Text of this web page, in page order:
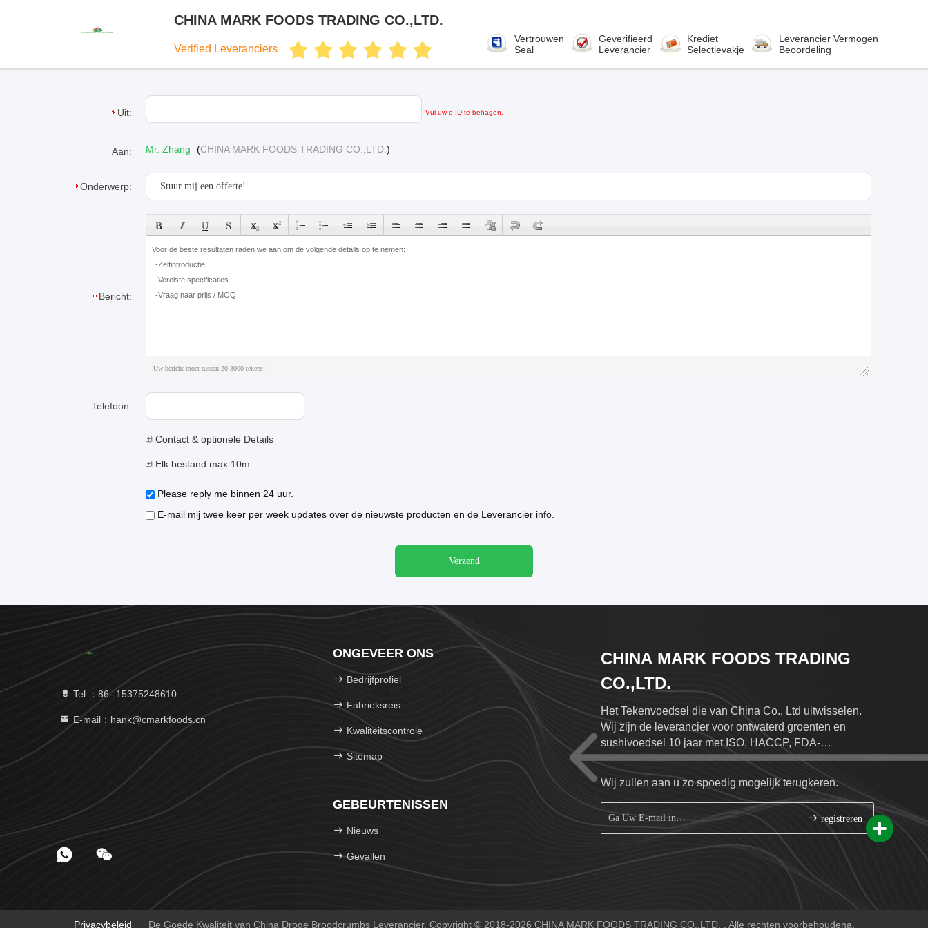
CHINA MARK FOODS TRADING CO.,LTD.
Verified Leveranciers
Vertrouwen
Seal
Geverifieerd
Leverancier
Krediet
Selectievakje
Leverancier Vermogen
Beoordeling
Uit: Vul uw e-ID te behagen.
Aan: Mr. Zhang (CHINA MARK FOODS TRADING CO.,LTD. )
Onderwerp:
Bericht:
Uw bericht moet tussen 20-3000 tekens!
Telefoon:
Contact & optionele Details
Elk bestand max 10m.
Please reply me binnen 24 uur.
E-mail mij twee keer per week updates over de nieuwste producten en de Leverancier info.
Tel.：86--15375248610
E-mail：hank@cmarkfoods.cn
ONGEVEER ONS
Bedrijfprofiel
Fabrieksreis
Kwaliteitscontrole
Sitemap
GEBEURTENISSEN
Nieuws
Gevallen
CHINA MARK FOODS TRADING
CO.,LTD.
Het Tekenvoedsel die van China Co., Ltd uitwisselen.
Wij zijn de leverancier voor ontwaterd groenten en
sushivoedsel 10 jaar met ISO, HACCP, FDA-
certificaten.
Wij zullen aan u zo spoedig mogelijk terugkeren.
registreren
Privacybeleid De Goede Kwaliteit van China Droge Broodcrumbs Leverancier. Copyright © 2018-2026 CHINA MARK FOODS TRADING CO.,LTD. . Alle rechten voorbehoudena.